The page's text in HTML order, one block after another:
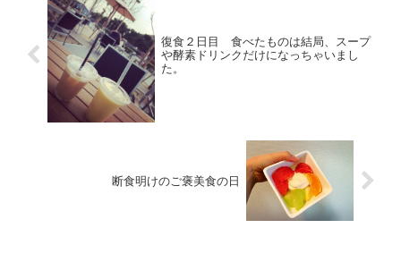
復食２日目 食べたものは結局、スープ
や酵素ドリンクだけになっちゃいまし
た。
断食明けのご褒美食の日